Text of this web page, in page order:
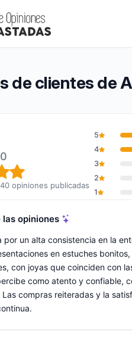
9,7 de 10
(2 940 opiniones)
de clientes de
global: 9,7 de
opiniones publicadas
5
4
3
2
1
las opiniones
por un alta consistencia en la
en estuches
con joyas que coinciden con
como atento y confiable,
Las compras reiteradas y la